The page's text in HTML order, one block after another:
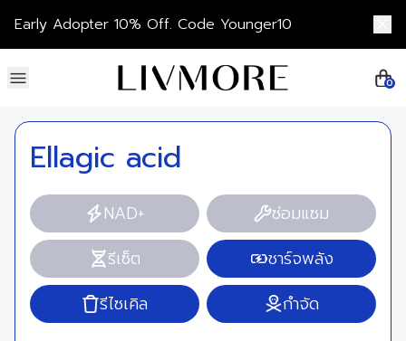
Early Adopter 10% Off. Code Younger10
0
Ellagic acid
NAD+
ซ่อมแซม
รีเซ็ต
ชาร์จพลัง
รีไซเคิล
กำจัด